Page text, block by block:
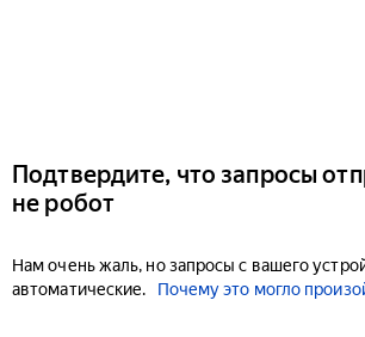
Подтвердите, что запросы
не робот
Нам очень жаль, но запросы с вашего
автоматические.
Почему это могло